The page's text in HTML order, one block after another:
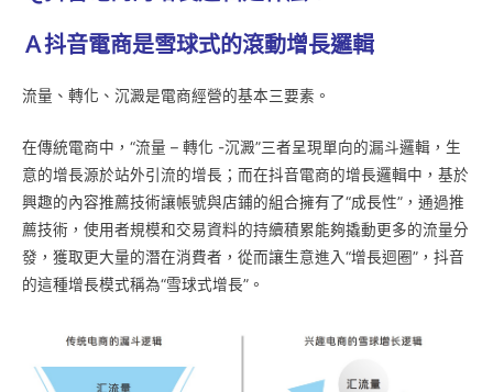
Ａ抖音電商是雪球式的滾動增長邏輯
流量、轉化、沉澱是電商經營的基本三要素。
在傳統電商中，“流量 – 轉化 -沉澱”三者呈現單向的漏斗邏輯，生
意的增長源於站外引流的增長；而在抖音電商的增長邏輯中，基於
興趣的內容推薦技術讓帳號與店鋪的組合擁有了“成長性”，通過推
薦技術，使用者規模和交易資料的持續積累能夠撬動更多的流量分
發，獲取更大量的潛在消費者，從而讓生意進入“增長迴圈”，抖音
的這種增長模式稱為“雪球式增長”。